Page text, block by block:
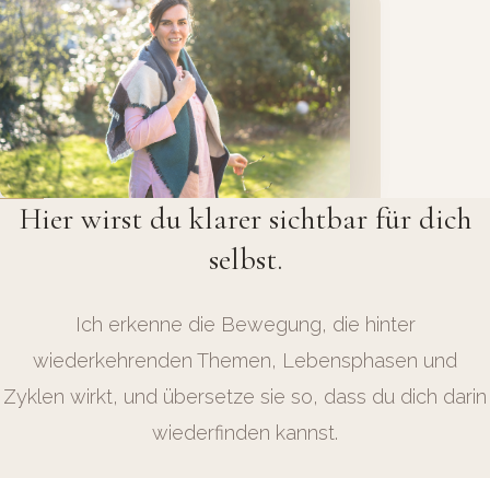
Hier wirst du klarer sichtbar für dich
selbst.
Ich erkenne die Bewegung, die hinter
wiederkehrenden Themen, Lebensphasen und
Zyklen wirkt, und übersetze sie so, dass du dich darin
wiederfinden kannst.